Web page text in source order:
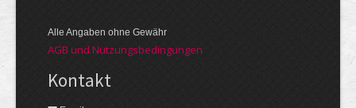
Alle Angaben ohne Gewähr
AGB und Nutzungsbedingungen
Kontakt